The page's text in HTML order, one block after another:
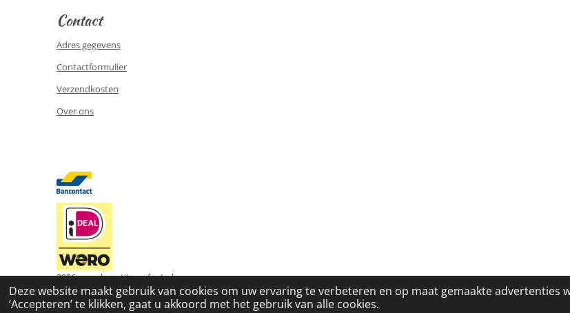
Deze website maakt gebruik van cookies om uw ervaring te verbeteren en op maat gemaakte advertenties
‘Accepteren’ te klikken, gaat u akkoord met het gebruik van alle cookies.
Contact
Adres gegevens
Contactformulier
Verzendkosten
Over ons
2026 www.le-petite-enfant.nl